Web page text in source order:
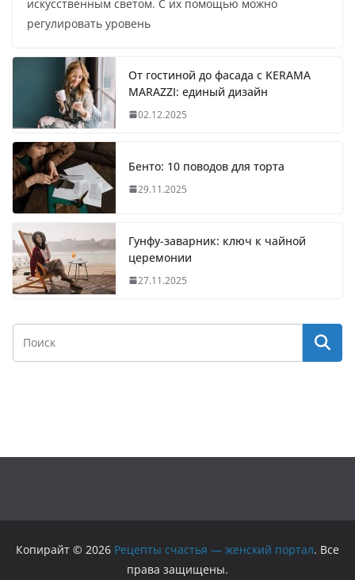
искусственным светом. С их помощью можно
регулировать уровень
От гостиной до фасада с KERAMA
MARAZZI: единый дизайн
02.12.2025
Бенто: 10 поводов для торта
29.11.2025
Гунфу-заварник: ключ к чайной
церемонии
27.11.2025
Копирайт © 2026 Рецепты счастья — женский портал. Все
права защищены.